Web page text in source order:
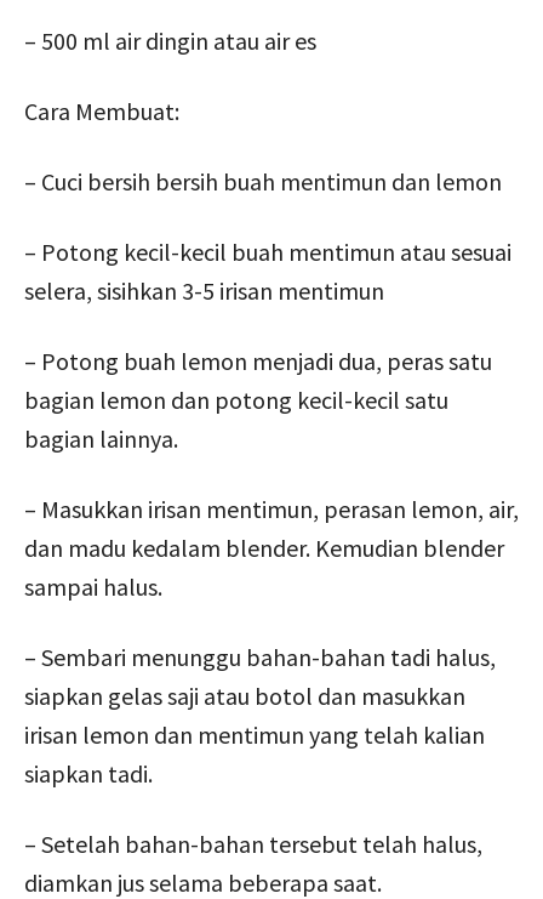
– 500 ml air dingin atau air es
Cara Membuat:
– Cuci bersih bersih buah mentimun dan lemon
– Potong kecil-kecil buah mentimun atau sesuai
selera, sisihkan 3-5 irisan mentimun
– Potong buah lemon menjadi dua, peras satu
bagian lemon dan potong kecil-kecil satu
bagian lainnya.
– Masukkan irisan mentimun, perasan lemon, air,
dan madu kedalam blender. Kemudian blender
sampai halus.
– Sembari menunggu bahan-bahan tadi halus,
siapkan gelas saji atau botol dan masukkan
irisan lemon dan mentimun yang telah kalian
siapkan tadi.
– Setelah bahan-bahan tersebut telah halus,
diamkan jus selama beberapa saat.